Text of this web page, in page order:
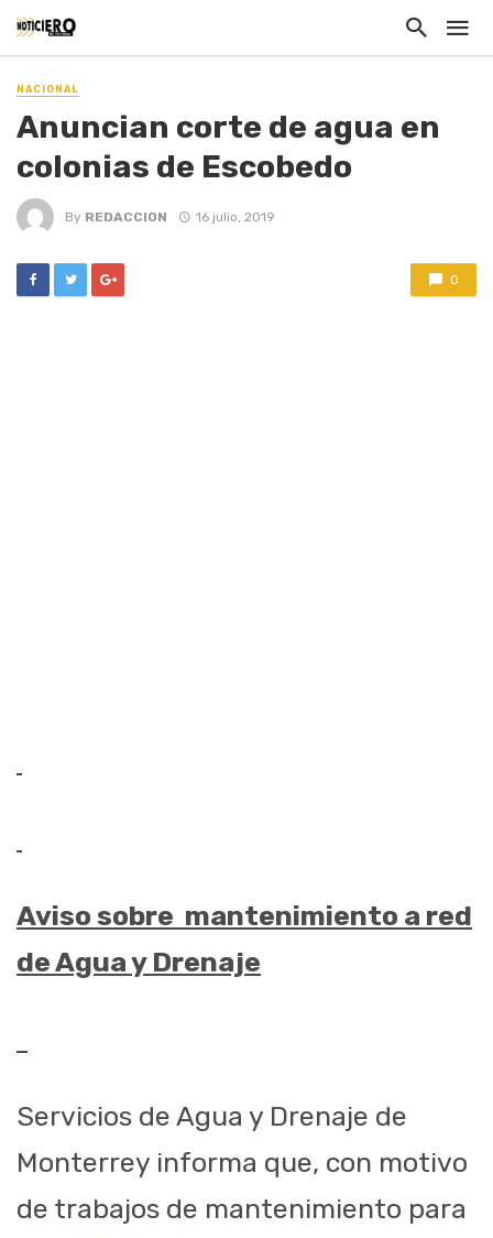
NACIONAL
Anuncian corte de agua en
colonias de Escobedo
By REDACCION 16 julio, 2019
0
Aviso sobre mantenimiento a red
de Agua y Drenaje
Servicios de Agua y Drenaje de
Monterrey informa que, con motivo
de trabajos de mantenimiento para